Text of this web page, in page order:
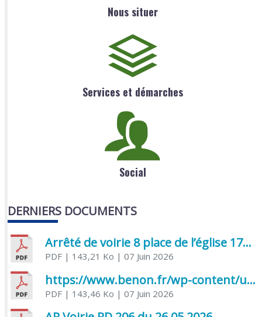
Nous situer
Services et démarches
Social
DERNIERS DOCUMENTS
Arrêté de voirie 8 place de l’église 17170 Benon
PDF| 143,21 Ko | 07 Juin 2026
https://www.benon.fr/wp-content/uploads/2026/06/AR-Voirie-Chemin-de-Lafond-du-26-05-2026.pdf
PDF| 143,46 Ko | 07 Juin 2026